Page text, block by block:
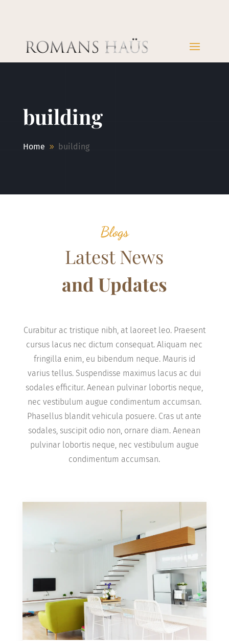
building
Home building
Blogs
Latest News
and Updates
Curabitur ac tristique nibh, at laoreet leo. Praesent
cursus lacus nec dictum consequat. Aliquam nec
fringilla enim, eu bibendum neque. Mauris id
varius tellus. Suspendisse maximus lacus ac dui
sodales efficitur. Aenean pulvinar lobortis neque,
nec vestibulum augue condimentum accumsan.
Phasellus blandit vehicula posuere. Cras ut ante
sodales, suscipit odio non, ornare diam. Aenean
pulvinar lobortis neque, nec vestibulum augue
condimentum accumsan.